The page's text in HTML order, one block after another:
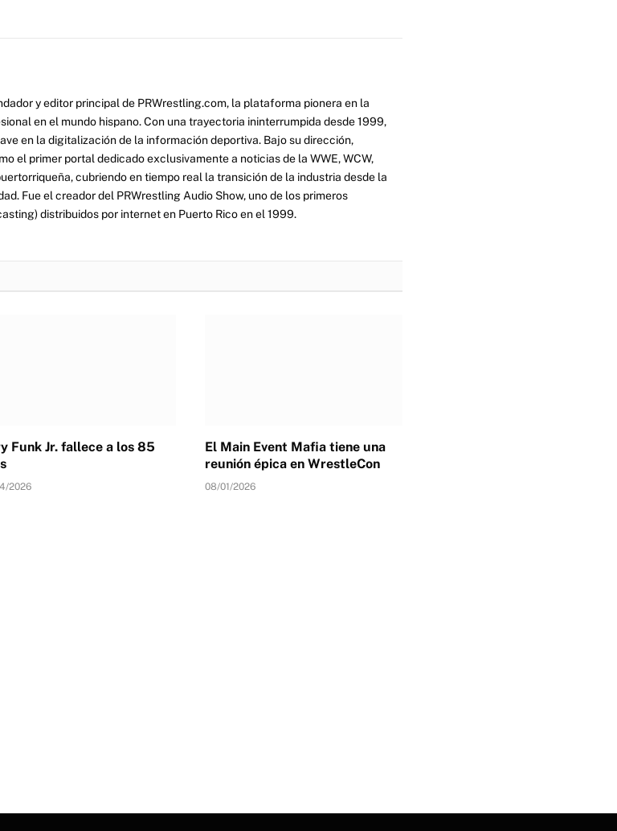
y editor principal de PRWrestling.com, la plataforma pionera en la
en el mundo hispano. Con una trayectoria ininterrumpida desde 1999,
en la digitalización de la información deportiva. Bajo su dirección,
el primer portal dedicado exclusivamente a noticias de la WWE, WCW,
cubriendo en tiempo real la transición de la industria desde la
Fue el creador del PRWrestling Audio Show, uno de los primeros
distribuidos por internet en Puerto Rico en el 1999.
Funk Jr. fallece a los 85
2026
El Main Event Mafia tiene una
reunión épica en WrestleCon
08/01/2026